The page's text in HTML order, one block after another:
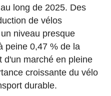
long de 2025. Des
de vélos
niveau presque
peine 0,47 % de la
d'un marché en pleine
croissante du vélo
durable.